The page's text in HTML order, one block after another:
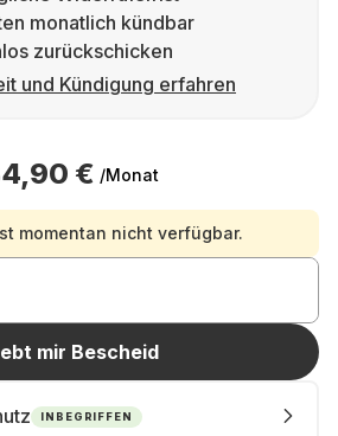
monatlich kündbar
zurückschicken
und Kündigung erfahren
€ /Monat
momentan nicht verfügbar.
mir Bescheid
INBEGRIFFEN